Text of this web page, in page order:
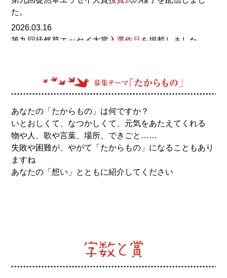
た。
2026.03.16
第九回徒然草エッセイ大賞 入選作品を掲載しました。
こちら。
2025.09.10
募集を締め切りました。多くのご応募をいただき、あり
がとうございました。今後選考を実施し、入選者の方に
は令和8年2月初旬までにご連絡します。
2025.06.24
徒然草エッセイ大賞と八幡市に関する
協力をお願いいたします。
あなたの「たからもの」は何ですか？
いとおしくて、なつかしくて、元気をあたえてくれる
物や人、歌や言葉、場所、できごと……
失敗や困難が、やがて「たからもの」になることもあり
ますね
あなたの「想い」とともに紹介してください